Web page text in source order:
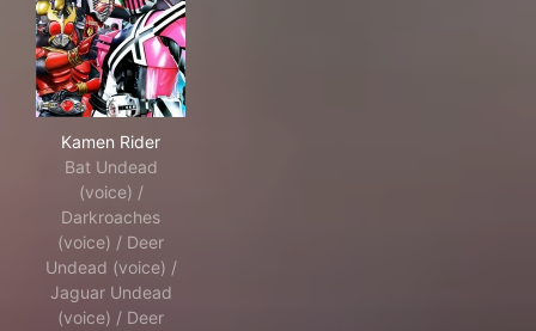
Kamen Rider
Bat Undead
(voice) /
Darkroaches
(voice) / Deer
Undead (voice) /
Jaguar Undead
(voice) / Deer